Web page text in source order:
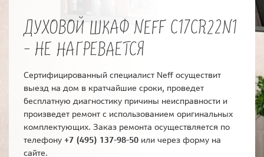
ДУХОВОЙ ШКАФ NEFF C17CR22N1
- НЕ НАГРЕВАЕТСЯ
Сертифицированный специалист Neff осуществит
выезд на дом в кратчайшие сроки, проведет
бесплатную диагностику причины неисправности и
произведет ремонт с использованием оригинальных
комплектующих. Заказ ремонта осуществляется по
телефону +7 (495) 137-98-50 или через форму на
сайте.